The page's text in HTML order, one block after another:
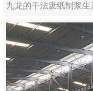
九龙的干法废纸制浆